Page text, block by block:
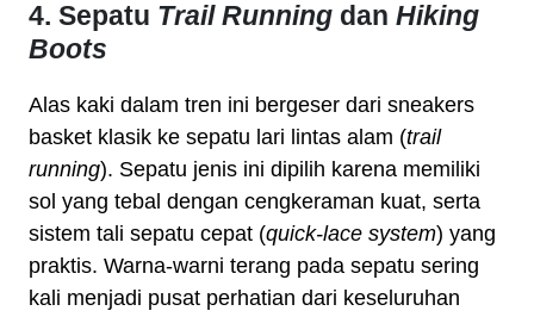
4. Sepatu Trail Running dan Hiking
Boots
Alas kaki dalam tren ini bergeser dari sneakers
basket klasik ke sepatu lari lintas alam (trail
running). Sepatu jenis ini dipilih karena memiliki
sol yang tebal dengan cengkeraman kuat, serta
sistem tali sepatu cepat (quick-lace system) yang
praktis. Warna-warni terang pada sepatu sering
kali menjadi pusat perhatian dari keseluruhan